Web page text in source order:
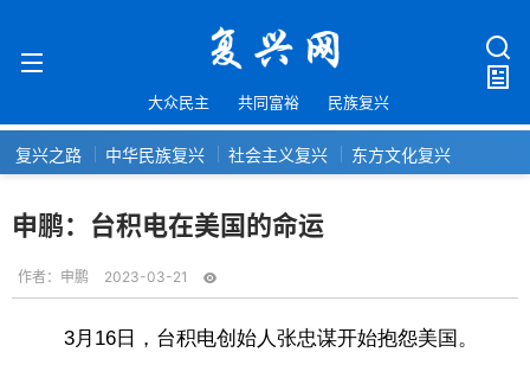
大众民主 共同富裕 民族复兴
复兴之路 中华民族复兴 社会主义复兴 东方文化复兴
申鹏：台积电在美国的命运
作者： 申鹏 2023-03-21
3月16日，台积电创始人张忠谋开始抱怨美国。